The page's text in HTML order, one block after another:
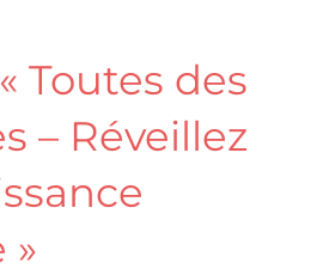
Toutes des
– Réveillez
»